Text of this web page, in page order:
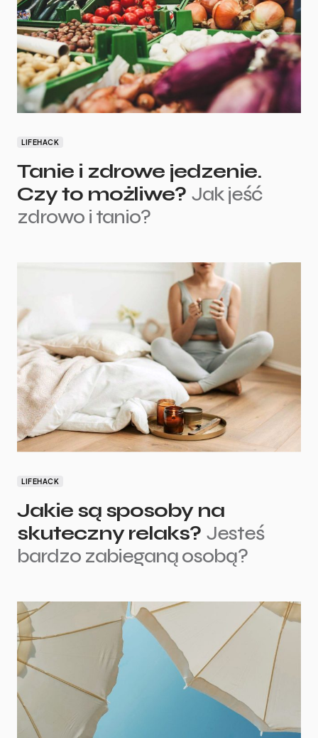
LIFEHACK
Tanie i zdrowe jedzenie.
Czy to możliwe? Jak jeść
zdrowo i tanio?
LIFEHACK
Jakie są sposoby na
skuteczny relaks? Jesteś
bardzo zabieganą osobą?